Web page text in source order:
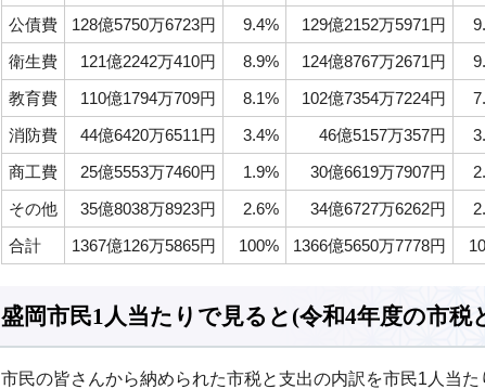
公債費
128億5750万6723円 9.4% 129億2152万5971円
衛生費
121億2242万410円 8.9% 124億8767万2671円
教育費
110億1794万709円 8.1% 102億7354万7224円
消防費
44億6420万6511円 3.4% 46億5157万357円
商工費
25億5553万7460円 1.9% 30億6619万7907円
その他
35億8038万8923円 2.6% 34億6727万6262円
合計
1367億126万5865円 100% 1366億5650万7778円
盛岡市民1人当たりで見ると(令和4年度の市税
市民の皆さんから納められた市税と支出の内訳を市民1人当